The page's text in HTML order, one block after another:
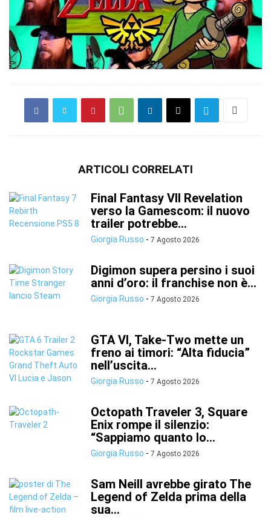
ARTICOLI CORRELATI
Final Fantasy VII Revelation
verso la Gamescom: il nuovo
trailer potrebbe...
Giorgia Russo - 7 Agosto 2026
Digimon supera persino i suoi
anni d’oro: il franchise non è...
Giorgia Russo - 7 Agosto 2026
GTA VI, Take-Two mette un
freno ai timori: “Alta fiducia”
nell’uscita...
Giorgia Russo - 7 Agosto 2026
Octopath Traveler 3, Square
Enix rompe il silenzio:
“Sappiamo quanto lo...
Giorgia Russo - 7 Agosto 2026
Sam Neill avrebbe girato The
Legend of Zelda prima della
sua...